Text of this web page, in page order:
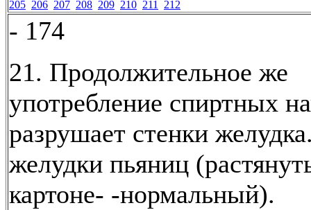
205 206 207 208 209 210 211 212
- 174
21. Продолжительное же
употребление спиртных
разрушает стенки
желудки пьяниц
картоне- -нормальный).